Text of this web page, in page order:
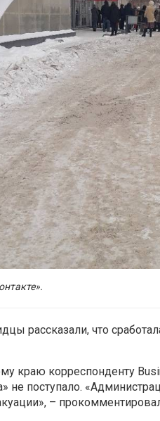
рассказали, что
краю корреспонденту
не поступало.
–